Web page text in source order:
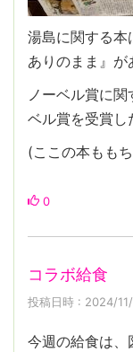
湯島に関する本
ありのまま』が
ノーベル賞に
ベル賞を受賞し
(ここの本もも
0
コラボ給食
投稿日時 : 2024/
今週の給食は、